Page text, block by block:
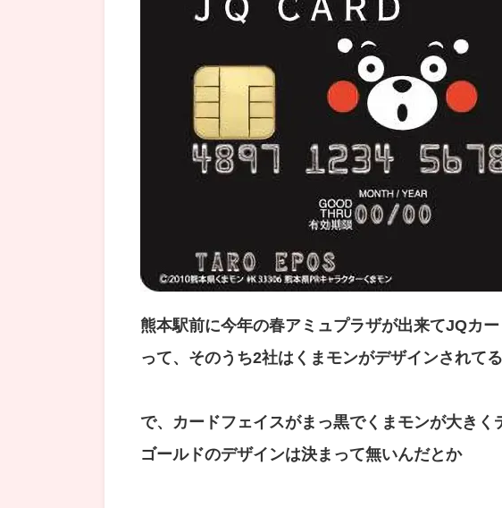
熊本駅前に今年の春アミュプラザが出来てJQカ
って、そのうち2社はくまモンがデザインされてる
で、カードフェイスがまっ黒でくまモンが大き
ゴールドのデザインは決まって無いんだとか